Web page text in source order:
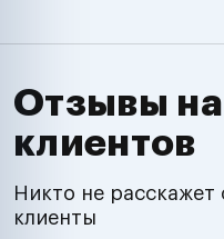
Отзывы
клиентов
Никто не
клиенты